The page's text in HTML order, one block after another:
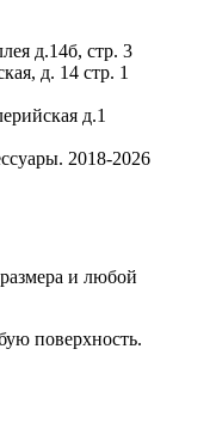
д.14б, стр. 3
д. 14 стр. 1
д.1
2018-2026
и любой
поверхность.